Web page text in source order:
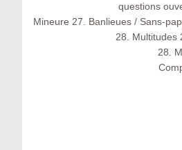
questions
Mineure 27. Banlieues / Sans-
28. Multitudes
28.